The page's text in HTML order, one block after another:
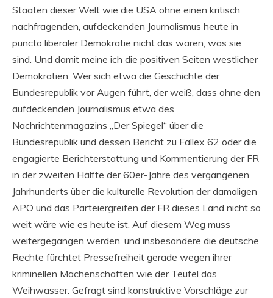
Staaten dieser Welt wie die USA ohne einen kritisch
nachfragenden, aufdeckenden Journalismus heute in
puncto liberaler Demokratie nicht das wären, was sie
sind. Und damit meine ich die positiven Seiten westlicher
Demokratien. Wer sich etwa die Geschichte der
Bundesrepublik vor Augen führt, der weiß, dass ohne den
aufdeckenden Journalismus etwa des
Nachrichtenmagazins „Der Spiegel“ über die
Bundesrepublik und dessen Bericht zu Fallex 62 oder die
engagierte Berichterstattung und Kommentierung der FR
in der zweiten Hälfte der 60er-Jahre des vergangenen
Jahrhunderts über die kulturelle Revolution der damaligen
APO und das Parteiergreifen der FR dieses Land nicht so
weit wäre wie es heute ist. Auf diesem Weg muss
weitergegangen werden, und insbesondere die deutsche
Rechte fürchtet Pressefreiheit gerade wegen ihrer
kriminellen Machenschaften wie der Teufel das
Weihwasser. Gefragt sind konstruktive Vorschläge zur